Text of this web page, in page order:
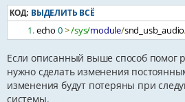
КОД: ВЫДЕЛИТЬ ВСЁ
echo 0>/sys/module/snd_usb_audio
Если описанный выше способ помог
нужно сделать изменения
изменения будут потеряны при
системы.